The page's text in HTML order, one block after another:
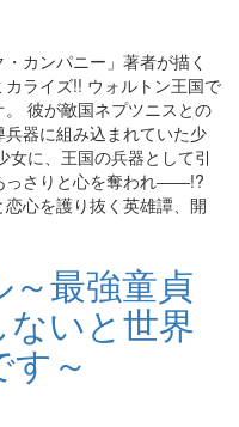
カンパニー」著者が描く
ライズ!! ウォルトン王国で
彼が敵国ネプツニスとの
器に組み込まれていた少
女に、王国の兵器として引
っさりと心を奪われ――!?
心を護り抜く英雄譚、開
最強童貞
いと世界
～